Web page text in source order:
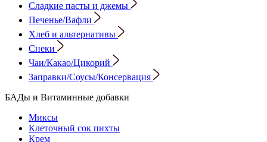
Сладкие пасты и джемы
Печенье/Вафли
Хлеб и альтернативы
Снеки
Чаи/Какао/Цикорий
Заправки/Соусы/Консервация
БАДы и Витаминные добавки
Миксы
Клеточный сок пихты
Крем